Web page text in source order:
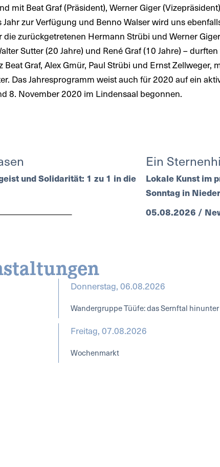
mit Beat Graf (Präsident), Werner Giger
zur Verfügung und Benno Walser wird uns
zurückgetretenen Hermann Strübi und Werner
Sutter (20 Jahre) und René Graf (10 Jahre) –
Graf, Alex Gmür, Paul Strübi und Ernst
Das Jahresprogramm weist auch für 2020 auf ein
8. November 2020 im Lindensaal begonnen.
und Solidarität: 1 zu 1 in die
Ein
Lokale Kunst im
Sonntag in
05.08.2026 /
Donnerstag, 06.08.2026
Wandergruppe Tüüfe: das Sernftal hinunter
Freitag, 07.08.2026
Wochenmarkt